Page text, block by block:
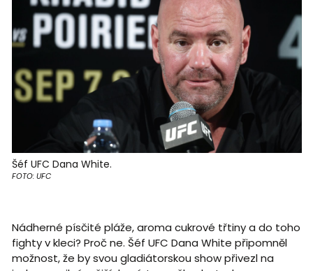
Šéf UFC Dana White.
FOTO: UFC
Nádherné písčité pláže, aroma cukrové třtiny a do toho
fighty v kleci? Proč ne. Šéf UFC Dana White připomněl
možnost, že by svou gladiátorskou show přivezl na